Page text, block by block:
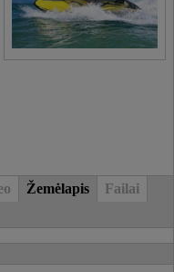
Žemėlapis
Failai